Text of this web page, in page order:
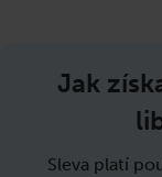
Jak
Sleva platí